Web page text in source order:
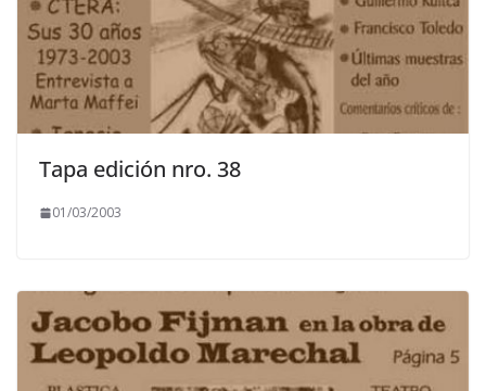
Tapa edición nro. 38
01/03/2003